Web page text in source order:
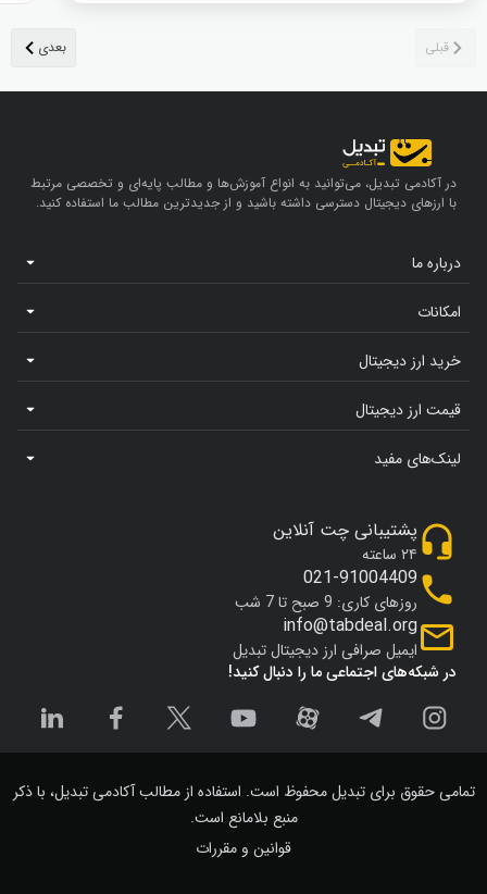
در آکادمی تبدیل، می‌توانید به انواع آموزش‌ها و مطالب پایه‌ای و تخصصی مرتبط
با ارزهای دیجیتال دسترسی داشته باشید و از جدیدترین مطالب ما استفاده کنید.
درباره ما
امکانات
خرید ارز دیجیتال
قیمت ارز دیجیتال
لینک‌های مفید
در شبکه‌های اجتماعی ما را دنبال کنید!
پشتیبانی چت آنلاین
۲۴ ساعته
021-91004409
روزهای کاری: 9 صبح تا 7 شب
info@tabdeal.org
ایمیل صرافی ارز دیجیتال تبدیل
تمامی حقوق برای تبدیل محفوظ است. استفاده از مطالب آکادمی تبدیل، با ذکر
منبع بلامانع است.
قوانین و مقررات